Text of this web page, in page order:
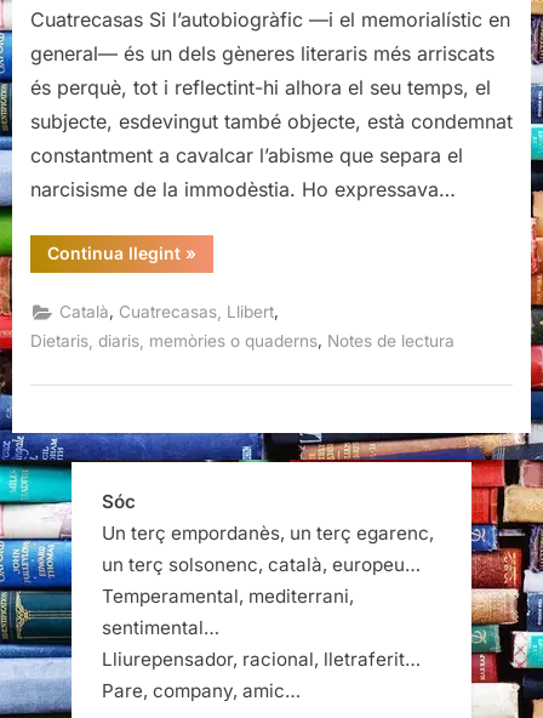
per
vida
al
meu
país,
Llibert
Cuatrecasas Si l’autobiogràfic —i el memorialístic en
general— és un dels gèneres literaris més arriscats
és perquè, tot i reflectint-hi alhora el seu temps, el
subjecte, esdevingut també objecte, està condemnat
constantment a cavalcar l’abisme que separa el
narcisisme de la immodèstia. Ho expressava…
Continua llegint“El
pas
la
vida
al
meu
Llibert
»
Català, Cuatrecasas, Llibert,
Dietaris, diaris, memòries o quaderns, Notes de lectura
Sóc
Un terç empordanès, un terç egarenc,
un terç solsonenc, català, europeu…
Temperamental, mediterrani,
sentimental…
Lliurepensador, racional, lletraferit…
Pare, company, amic…